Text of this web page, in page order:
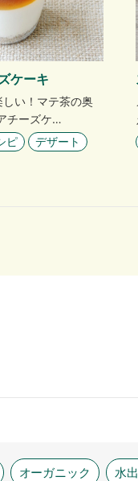
ケーキ
い！マテ茶の奥
チーズケ…
ピ
デザート
オーガニック 水